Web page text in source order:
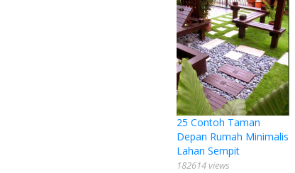
25 Contoh Taman
Depan Rumah Minimalis
Lahan Sempit
182614 views